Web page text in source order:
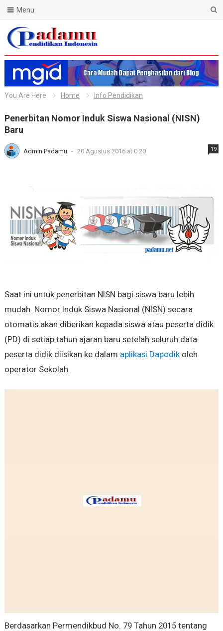
Blog Padamu
Menu
You Are Here Home Info Pendidikan
Penerbitan Nomor Induk Siswa Nasional (NISN)
Baru
Admin Padamu - 20 Agustus 2016 at 0:20 19
Saat ini untuk penerbitan NISN bagi siswa baru lebih
mudah. Nomor Induk Siswa Nasional (NISN) secara
otomatis akan diberikan kepada siswa atau peserta didik
(PD) di setiap tahun ajaran baru setelah seluruh data
peserta didik diisikan ke dalam aplikasi Dapodikoleh
operator Sekolah.
Berdasarkan Permendikbud No. 79 Tahun 2015 tentang